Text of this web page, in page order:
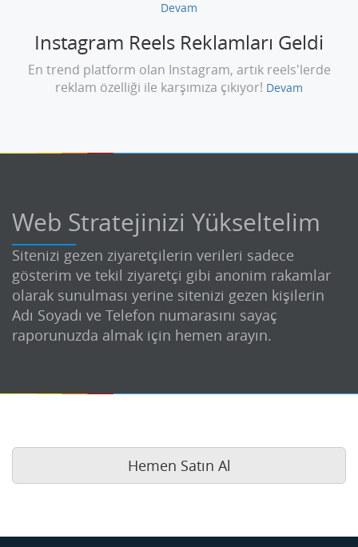
Devam
Instagram Reels Reklamları Geldi
En trend platform olan Instagram, artık reels'lerde
reklam özelliği ile karşımıza çıkıyor! Devam
Web Stratejinizi Yükseltelim
Sitenizi gezen ziyaretçilerin verileri sadece
gösterim ve tekil ziyaretçi gibi anonim rakamlar
olarak sunulması yerine sitenizi gezen kişilerin
Adı Soyadı ve Telefon numarasını sayaç
raporunuzda almak için hemen arayın.
Hemen Satın Al
Buse